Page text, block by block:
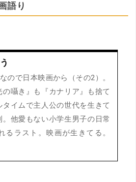
語り
ので日本映画から（その2）。
囁き』も『カナリア』も捨て
イムで主人公の世代を生きて
他愛もない小学生男子の日常
るラスト。映画が生きてる。